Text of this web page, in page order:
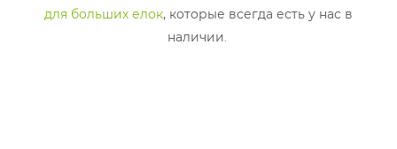
для больших елок, которые всегда есть у нас в
наличии